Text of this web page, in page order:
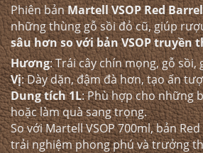
Phiên bảnMartell VSOP Red
những thùng gỗ sồi đỏ cũ, giúp
sâu hơn so với bản VSOP truyền
Hương: Trái cây chín mọng, gỗ sồi,
Vị: Dày dặn, đậm đà hơn, tạo ấn
Dung tích 1L: Phù hợp cho những
hoặc làm quà sang trọng.
So với Martell VSOP 700ml, bản
trải nghiệm phong phú và trưởng